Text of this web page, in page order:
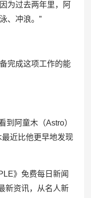
为过去两年里，阿
、冲浪。”
完成这项工作的能
到阿童木（Astro）
最近比他更早地发现
》免费每日新闻
新资讯，从名人新